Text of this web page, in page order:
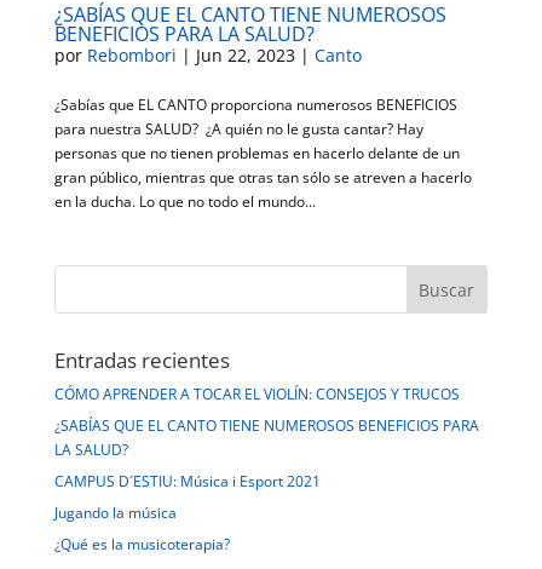
¿SABÍAS QUE EL CANTO TIENE NUMEROSOS
BENEFICIOS PARA LA SALUD?
por Rebombori | Jun 22, 2023| Canto
¿Sabías que EL CANTO proporciona numerosos BENEFICIOS
para nuestra SALUD? ¿A quién no le gusta cantar? Hay
personas que no tienen problemas en hacerlo delante de un
gran público, mientras que otras tan sólo se atreven a hacerlo
en la ducha. Lo que no todo el mundo...
Entradas recientes
CÓMO APRENDER A TOCAR EL VIOLÍN: CONSEJOS Y TRUCOS
¿SABÍAS QUE EL CANTO TIENE NUMEROSOS BENEFICIOS PARA
LA SALUD?
CAMPUS D´ESTIU: Música i Esport 2021
Jugando la música
¿Qué es la musicoterapia?